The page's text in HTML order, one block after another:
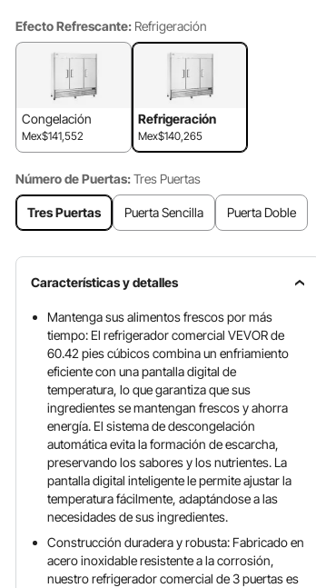
Efecto Refrescante: Refrigeración
Congelación
Mex$141,552
Refrigeración
Mex$140,265
Número de Puertas: Tres Puertas
Tres Puertas Puerta Sencilla Puerta Doble
Características y detalles
Mantenga sus alimentos frescos por más
tiempo: El refrigerador comercial VEVOR de
60.42 pies cúbicos combina un enfriamiento
eficiente con una pantalla digital de
temperatura, lo que garantiza que sus
ingredientes se mantengan frescos y ahorra
energía. El sistema de descongelación
automática evita la formación de escarcha,
preservando los sabores y los nutrientes. La
pantalla digital inteligente le permite ajustar la
temperatura fácilmente, adaptándose a las
necesidades de sus ingredientes.
Construcción duradera y robusta: Fabricado en
acero inoxidable resistente a la corrosión,
nuestro refrigerador comercial de 3 puertas es